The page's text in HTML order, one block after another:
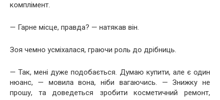
комплімент.
— Гарне місце, правда? — натякав він.
Зоя чемно усміхалася, граючи роль до дрібниць.
— Так, мені дуже подобається. Думаю купити, але є один
нюанс, — мовила вона, ніби вагаючись. — Знижку не
прошу, та доведеться зробити косметичний ремонт,